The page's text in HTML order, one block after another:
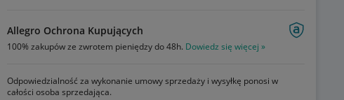
Allegro Ochrona Kupujących
100% zakupów ze zwrotem pieniędzy do 48h. Dowiedz się więcej »
Odpowiedzialność za wykonanie umowy sprzedaży i wysyłkę ponosi w
całości osoba sprzedająca.